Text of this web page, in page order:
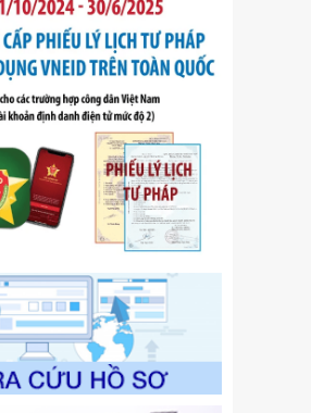
hiệu:292/2026/NĐ-CP
định số 292/2026/NĐ-CP
phủ: Quy định chi tiết một
biện pháp để tổ chức,
thi hành Luật Quản lý
hành: 21/07/2026
105/2026/TT-BTC
tư số 105/2026/TT-BTC
chính: Bãi bỏ Thông tư số
TT- BТC ngày 19 tháng 12
của Bộ trưởng Bộ Tài
dẫn thực hiện xử phạt
chính trong lĩnh vực
nhà nước
hành: 21/07/2026
291/2026/NĐ-CP